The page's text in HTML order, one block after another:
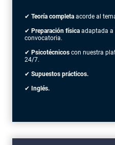
✔ Teoría completa acorde al
✔ Preparación física adaptada a
convocatoria.
✔ Psicotécnicos con nuestra
24/7.
✔ Supuestos prácticos.
✔ Inglés.